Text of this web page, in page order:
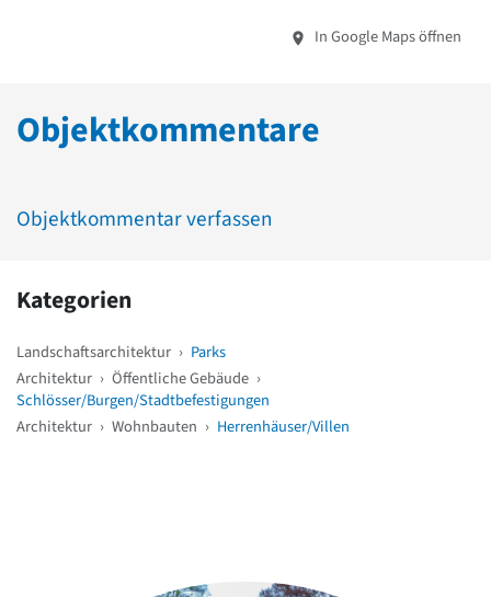
In Google Maps öffnen
Objektkommentare
Objektkommentar verfassen
Kategorien
Landschaftsarchitektur › Parks
Architektur › Öffentliche Gebäude ›
Schlösser/Burgen/Stadtbefestigungen
Architektur › Wohnbauten › Herrenhäuser/Villen